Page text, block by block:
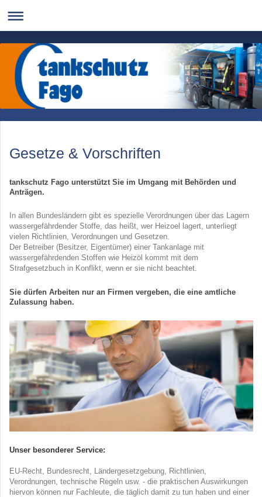
Gesetze & Vorschriften
tankschutz Fago unterstützt Sie im Umgang mit Behörden und
Anträgen.
In allen Bundesländern gibt es spezielle Verordnungen über das Lagern
wassergefährdender Stoffe, das heißt, wer Heizoel lagert, unterliegt
vielen Richtlinien, Verordnungen und Gesetzen.
Der Betreiber (Besitzer, Eigentümer) einer Tankanlage mit
wassergefährdenden Stoffen wie Heizöl kommt mit dem
Strafgesetzbuch in Konflikt, wenn er sie nicht beachtet.
Sie dürfen Arbeiten nur an Firmen vergeben, die eine amtliche
Zulassung haben.
Unser besonderer Service:
EU-Recht, Bundesrecht, Ländergesetzgebung, Richtlinien,
Verordnungen, technische Regeln usw. - die praktischen Auswirkungen
hiervon können nur Fachleute, die täglich damit zu tun haben und einer